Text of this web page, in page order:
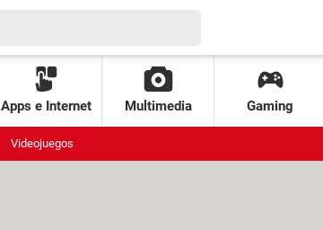
Apps e Internet Multimedia Gaming
Videojuegos